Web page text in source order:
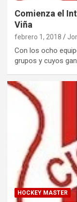
Comienza el
Viña
febrero 1, 2018
Con los ocho
grupos y cuyos
HOCKEY MASTER